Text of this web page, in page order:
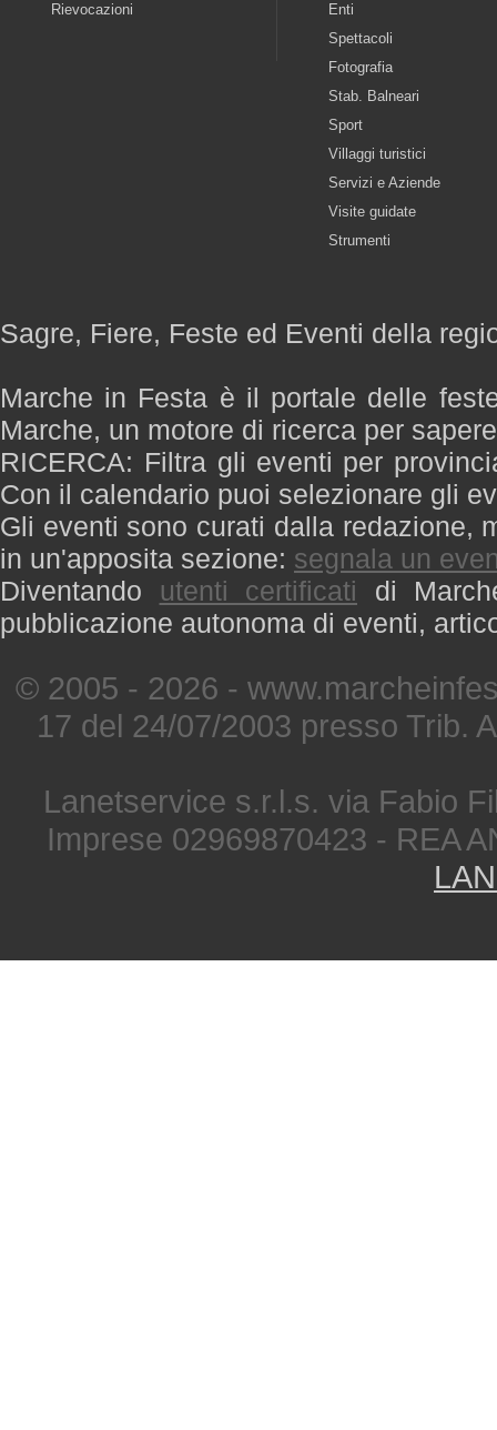
Rievocazioni
Enti
Spettacoli
Fotografia
Stab. Balneari
Sport
Villaggi turistici
Servizi e Aziende
Visite guidate
Strumenti
Sagre, Fiere, Feste ed Eventi della
Marche in Festa è il portale delle
Marche, un motore di ricerca per
RICERCA: Filtra gli eventi per
Con il calendario puoi selezionare gli
Gli eventi sono curati dalla redazione,
in un'apposita sezione: segnala un
Diventando utenti certificati di
pubblicazione autonoma di eventi,
© 2005 - 2026 -
17 del 24/07/2003 presso Trib.
Lanetservice s.r.l.s. via Fabio
Imprese 02969870423 - REA